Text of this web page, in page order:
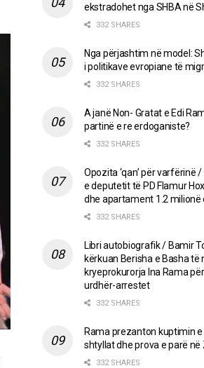
ekstradohet nga SHBA në
332 SHARES
Nga përjashtim në model:
i politikave evropiane të
332 SHARES
A janë Non- Gratat e Edi
partinë e re erdoganiste?
332 SHARES
Opozita ‘qan’ për varfërinë
e deputetit të PD Flamur
dhe apartament 1.2 milionë
332 SHARES
Libri autobiografik / Bamir
kërkuan Berisha e Basha të
kryeprokurorja Ina Rama
urdhër-arrestet
332 SHARES
Rama prezanton kuptimin e
shtyllat dhe prova e parë në
332 SHARES